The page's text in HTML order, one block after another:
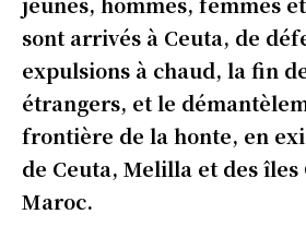
sont arrivés à Ceuta, de
expulsions à chaud, la fin
étrangers, et le
frontière de la honte, en
de Ceuta, Melilla et des
Maroc.